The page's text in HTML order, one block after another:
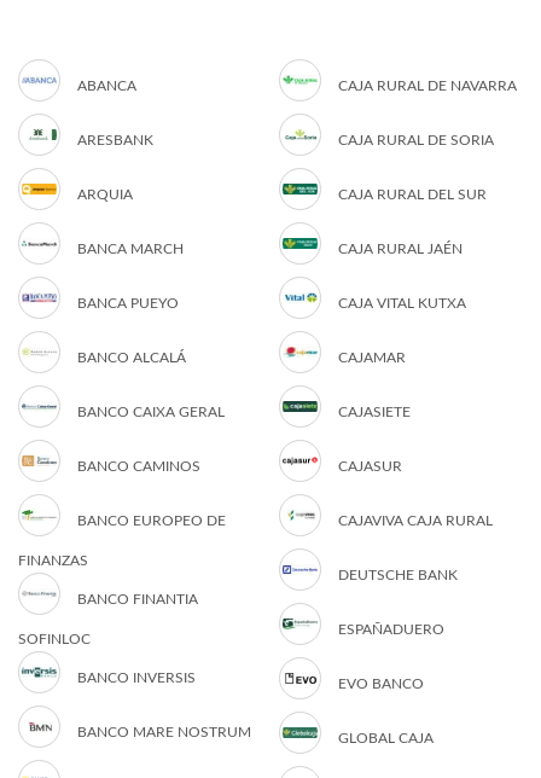
ABANCA
ARESBANK
ARQUIA
BANCA MARCH
BANCA PUEYO
BANCO ALCALÁ
BANCO CAIXA GERAL
BANCO CAMINOS
BANCO EUROPEO DE
FINANZAS
BANCO FINANTIA
SOFINLOC
BANCO INVERSIS
BANCO MARE NOSTRUM
CAJA RURAL DE NAVARRA
CAJA RURAL DE SORIA
CAJA RURAL DEL SUR
CAJA RURAL JAÉN
CAJA VITAL KUTXA
CAJAMAR
CAJASIETE
CAJASUR
CAJAVIVA CAJA RURAL
DEUTSCHE BANK
ESPAÑADUERO
EVO BANCO
GLOBAL CAJA